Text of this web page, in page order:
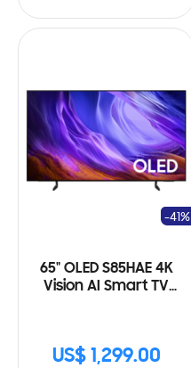
65" OLED S85HAE 4K
Vision AI Smart TV
US$ 1,299.00
-41%